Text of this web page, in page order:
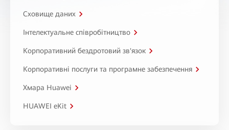
Сховище даних
Інтелектуальне співробітництво
Корпоративний бездротовий зв'язок
Корпоративні послуги та програмне забезпечення
Хмара Huawei
HUAWEI eKit